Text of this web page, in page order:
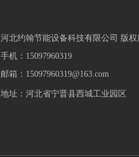
河北约翰节能设备科技有限公司 版权
手机：15097960319
邮箱：15097960319@163.com
地址：河北省宁晋县西城工业园区